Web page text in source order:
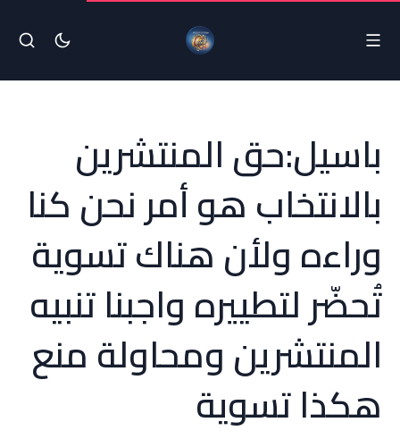
باسيل:حق المنتشرين
بالانتخاب هو أمر نحن كنا
وراءه ولأن هناك تسوية
تُحضّر لتطييره واجبنا تنبيه
المنتشرين ومحاولة منع
هكذا تسوية